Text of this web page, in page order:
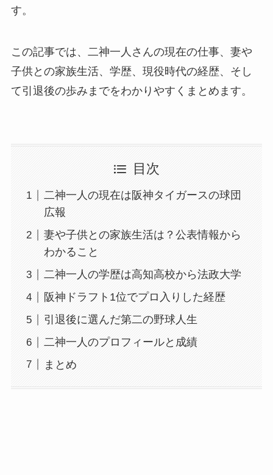
す。
この記事では、二神一人さんの現在の仕事、妻や
子供との家族生活、学歴、現役時代の経歴、そし
て引退後の歩みまでをわかりやすくまとめます。
目次
二神一人の現在は阪神タイガースの球団
広報
妻や子供との家族生活は？公表情報から
わかること
二神一人の学歴は高知高校から法政大学
阪神ドラフト1位でプロ入りした経歴
引退後に選んだ第二の野球人生
二神一人のプロフィールと成績
まとめ